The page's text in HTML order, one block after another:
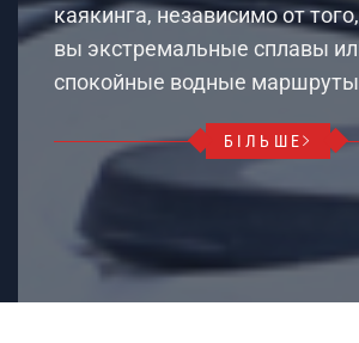
каякинга, независимо от
вы экстремальные сплавы
спокойные водные
БІЛЬШЕ